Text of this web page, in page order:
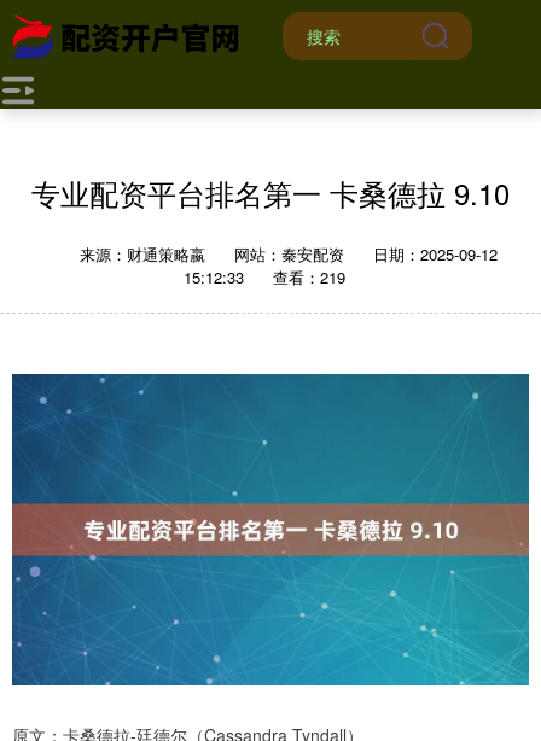
专业配资平台排名第一 卡桑德拉 9.10
来源：财通策略嬴 网站：秦安配资
日期：2025-09-12
15:12:33
查看：219
原文：卡桑德拉-廷德尔（Cassandra Tyndall）